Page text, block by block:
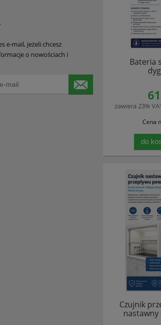
e-mail, jeżeli chcesz
o nowościach i
Bateria
zawiera 23%
Cena
do
Czujnik